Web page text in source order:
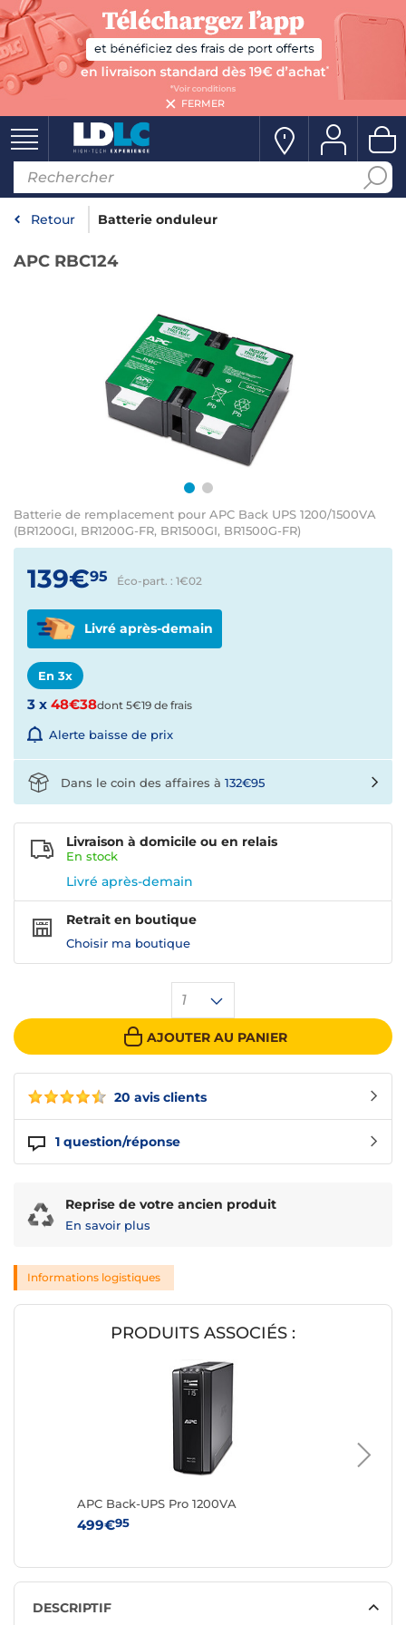
FERMER
Retour Batterie onduleur
APC RBC124
Batterie de remplacement pour APC Back UPS 1200/1500VA
(BR1200GI, BR1200G-FR, BR1500GI, BR1500G-FR)
20 avis clients
1 question/réponse
139€95 Éco-part. : 1€02
Livré après-demain
En 3x
3 x 48€38dont 5€19 de frais
Alerte baisse de prix
1
AJOUTER AU PANIER
Livraison à domicile ou en relais
En stock
Livré après-demain
Retrait en boutique
Choisir ma boutique
Dans le coin des affaires à 132€95
Reprise de votre ancien produit
En savoir plus
Informations logistiques
PRODUITS ASSOCIÉS :
APC Back-UPS Pro 1200VA
499€95
DESCRIPTIF